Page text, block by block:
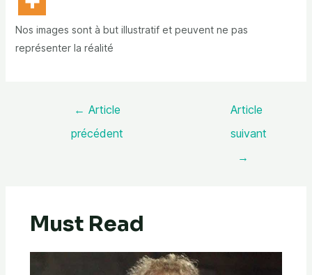
Nos images sont à but illustratif et peuvent ne pas
représenter la réalité
← Article
précédent
Article
suivant
→
Must Read